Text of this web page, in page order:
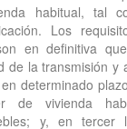
habitual, tal
Los
en definitiva
de la transmisión y
determinado
de vivienda
y, en tercer